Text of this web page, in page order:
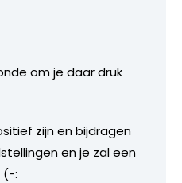
om je daar druk
zijn en bijdragen
en je zal een
(-: